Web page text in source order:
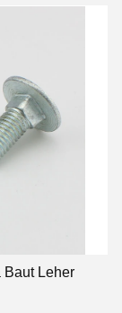
Baut Leher